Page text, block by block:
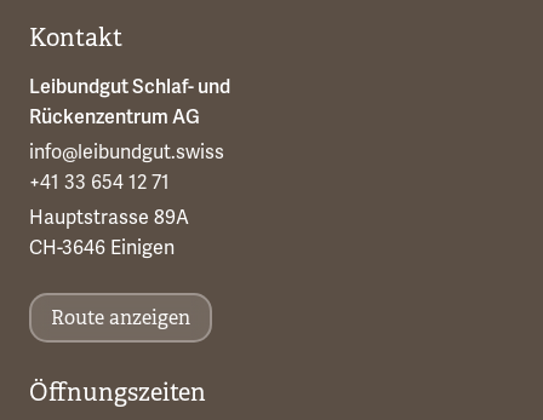
Kontakt
Leibundgut Schlaf- und
Rückenzentrum AG
info@leibundgut.swiss
+41 33 654 12 71
Hauptstrasse 89A
CH-3646 Einigen
Route anzeigen
Öffnungszeiten